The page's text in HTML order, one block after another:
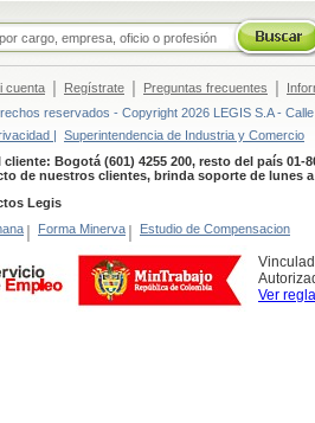
cuenta | Regístrate | Preguntas frecuentes |
reservados - Copyright 2026 LEGIS S.A -
| Superintendencia de Industria y Comercio
Bogotá (601) 4255 200, resto del país 01-
de nuestros clientes, brinda soporte de lunes
Legis
| Forma Minerva | Estudio de Compensacion
Ver